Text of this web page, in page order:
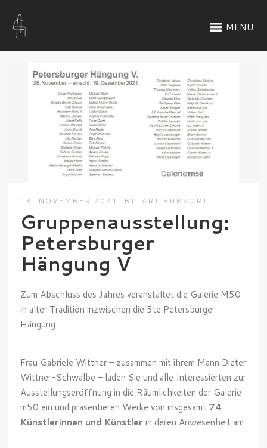
MENU
18. NOVEMBER 2021 BY ART SUPPORT
Gruppenausstellung:
Petersburger
Hängung V
Zum Abschluss des Jahres veranstaltet die Galerie M50
in alter Tradition inzwischen die 5te Petersburger
Hängung.
Frau Gabriele Wittner – zusammen mit ihrem Mann Dieter
Wittner-Schwalbe – laden Sie und alle Interessierten zur
Ausstellungseröffnung in die Räumlichkeiten der Galerie
m50 ein und präsentieren Werke von insgesamt 74
Künstlerinnen und Künstlerin deren Anwesenheit am